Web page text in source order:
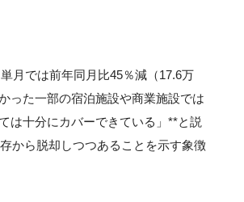
月では前年同月比45％減（17.6万
った一部の宿泊施設や商業施設では
は十分にカバーできている」**と説
から脱却しつつあることを示す象徴